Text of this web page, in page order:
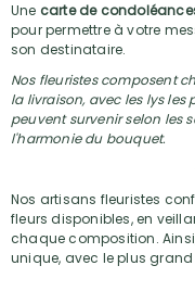
Une carte de
pour permettre à votre
son destinataire.
Nos fleuristes composent
la livraison, avec les lys les
peuvent survenir selon les
l'harmonie du bouquet.
Nos artisans fleuristes
fleurs disponibles, en
chaque composition.
unique, avec le plus grand